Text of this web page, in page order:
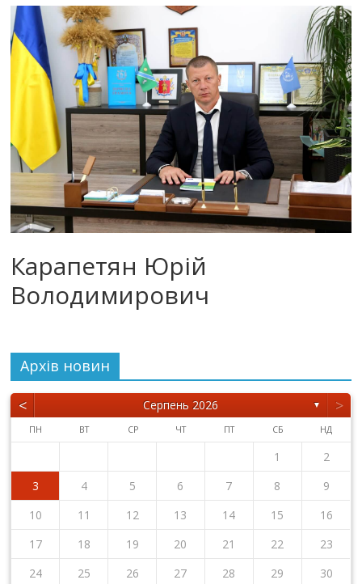
Карапетян Юрій
Володимирович
Архiв новин
< Серпень 2026 ▼ >
ПН ВТ СР ЧТ ПТ СБ НД
1
2
3
4 5 6 7 8
9
10
11 12 13 14 15
16
17
18 19 20 21 22
23
24
25 26 27 28 29
30